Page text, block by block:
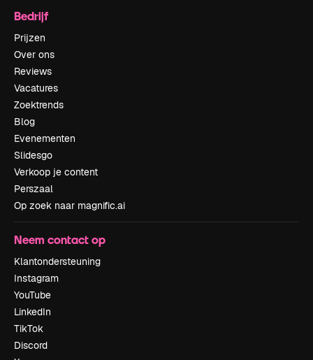
Bedrijf
Prijzen
Over ons
Reviews
Vacatures
Zoektrends
Blog
Evenementen
Slidesgo
Verkoop je content
Perszaal
Op zoek naar magnific.ai
Neem contact op
Klantondersteuning
Instagram
YouTube
LinkedIn
TikTok
Discord